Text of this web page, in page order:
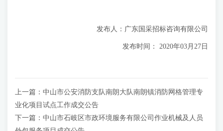
发布人：广东国采招标咨询有限公司
发布时间： 2020年03月27日
上一篇： 中山市公安消防支队南朗大队南朗镇消防网格管理专
业化项目试点工作成交公告
下一篇： 中山市石岐区市政环境服务有限公司作业机械及人员